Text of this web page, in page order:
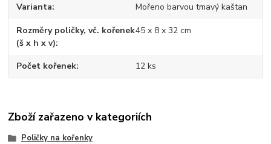
Varianta Mořeno barvou tmavý kaštan
Rozměry poličky, vč. kořenek
(š x h x v)
45 x 8 x 32 cm
Počet kořenek 12 ks
Zboží zařazeno v kategoriích
Poličky na kořenky